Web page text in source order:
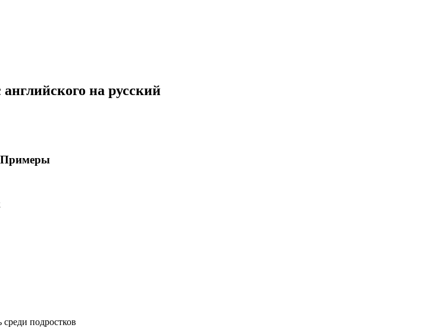
на русский
Примеры
подростков